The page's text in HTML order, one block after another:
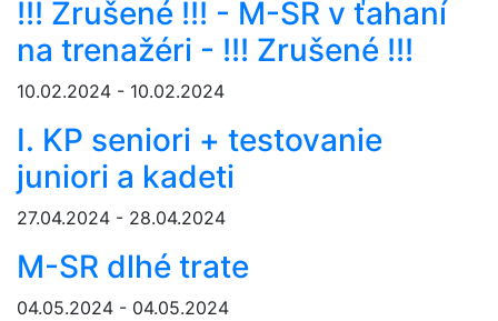
!!! Zrušené !!! - M-SR v ťahaní
na trenažéri - !!! Zrušené !!!
10.02.2024 - 10.02.2024
I. KP seniori + testovanie
juniori a kadeti
27.04.2024 - 28.04.2024
M-SR dlhé trate
04.05.2024 - 04.05.2024